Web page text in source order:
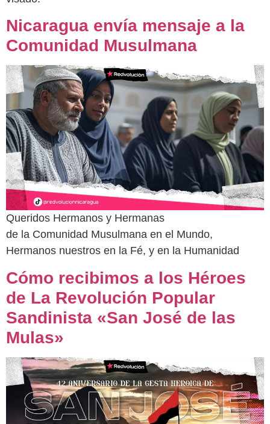
Nicaragua envía mensaje a la
Comunidad Musulmana
Queridos Hermanos y Hermanas
de la Comunidad Musulmana en el Mundo,
Hermanos nuestros en la Fé, y en la Humanidad
Cómo recibimos a los Héroes
de La Revolución Popular
Sandinista «San José de las
Mulas»